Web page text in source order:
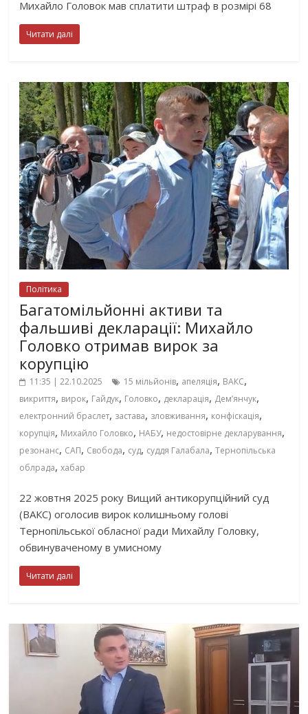
Михайло Головок мав сплатити штраф в розмірі 68
Читати далі
Політика
Багатомільйонні активи та
фальшиві декларації: Михайло
Головко отримав вирок за
корупцію
11:35 | 22.10.2025 15 мільйонів, апеляція, ВАКС,
викриття, вирок, Гайдук, Головко, декларація, Демʼянчук,
електронний браслет, застава, зловживання, конфіскація,
корупція, Михайло Головко, НАБУ, недостовірне декларування,
резонанс, САП, Свобода, суд, суддя Галабала,Тернопільська
облрада,хабар
22 жовтня 2025 року Вищий антикорупційний суд
(ВАКС) оголосив вирок колишньому голові
Тернопільської обласної ради Михайлу Головку,
обвинуваченому в умисному
Читати далі